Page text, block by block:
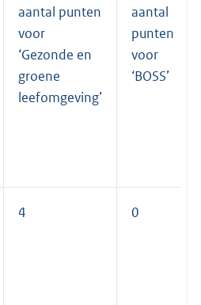
aantal punten
voor
‘Gezonde en
groene
leefomgeving’
aantal
punten
voor
‘BOSS’
4 0